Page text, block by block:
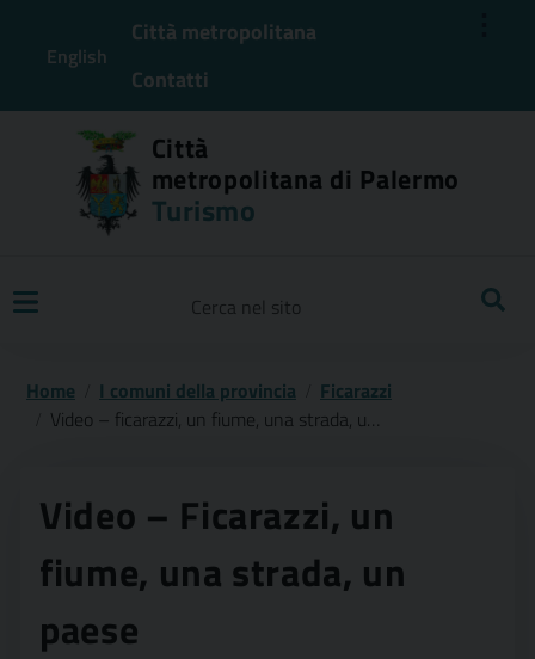
English
Città metropolitana
Contatti
Città
metropolitana di Palermo
Turismo
Home I comuni della provincia
Ficarazzi
Video – ficarazzi, un fiume, una strada, un paese
Video – Ficarazzi, un
fiume, una strada, un
paese